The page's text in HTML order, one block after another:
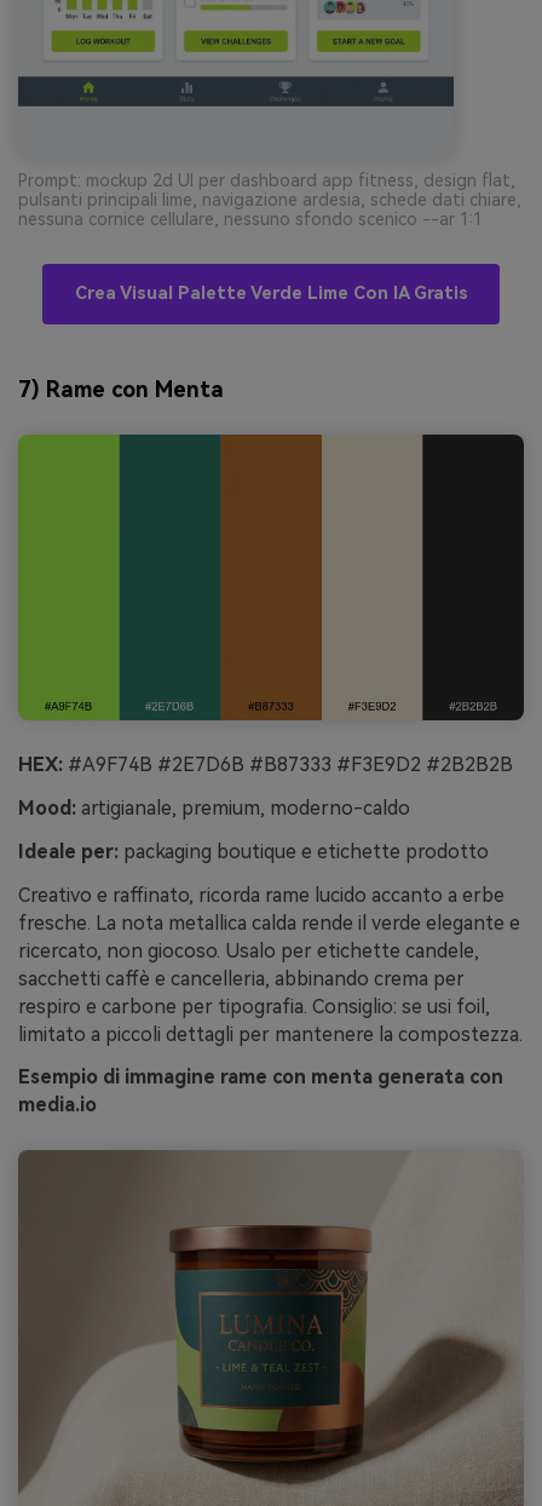
Prompt: mockup 2d UI per dashboard app fitness, design flat,
pulsanti principali lime, navigazione ardesia, schede dati chiare,
nessuna cornice cellulare, nessuno sfondo scenico --ar 1:1
Crea Visual Palette Verde Lime Con IA Gratis
7) Rame con Menta
HEX: #A9F74B #2E7D6B #B87333 #F3E9D2 #2B2B2B
Mood: artigianale, premium, moderno-caldo
Ideale per: packaging boutique e etichette prodotto
Creativo e raffinato, ricorda rame lucido accanto a erbe
fresche. La nota metallica calda rende il verde elegante e
ricercato, non giocoso. Usalo per etichette candele,
sacchetti caffè e cancelleria, abbinando crema per
respiro e carbone per tipografia. Consiglio: se usi foil,
limitato a piccoli dettagli per mantenere la compostezza.
Esempio di immagine rame con menta generata con
media.io